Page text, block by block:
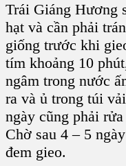
Trái Giáng Hương
hạt và cần phải
giống trước khi
tím khoảng 10
ngâm trong nước
ra và ủ trong túi
ngày cũng phải
Chờ sau 4 – 5
đem gieo.